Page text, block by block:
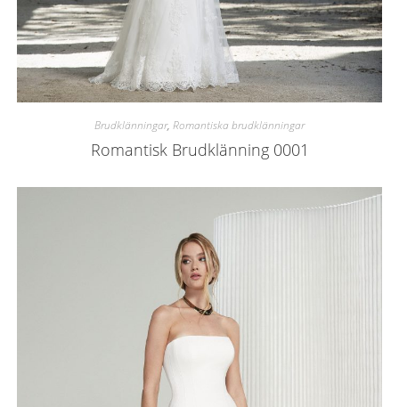
Brudklänningar, Romantiska brudklänningar
Romantisk Brudklänning 0001